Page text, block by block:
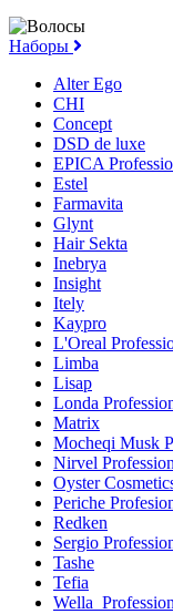
Наборы
Alter Ego
CHI
Concept
DSD de luxe
EPICA
Estel
Farmavita
Glynt
Hair Sekta
Inebrya
Insight
Itely
Kaypro
L'Oreal
Limba
Lisap
Londa
Matrix
Mocheqi Musk
Nirvel
Oyster
Periche
Redken
Sergio
Tashe
Tefia